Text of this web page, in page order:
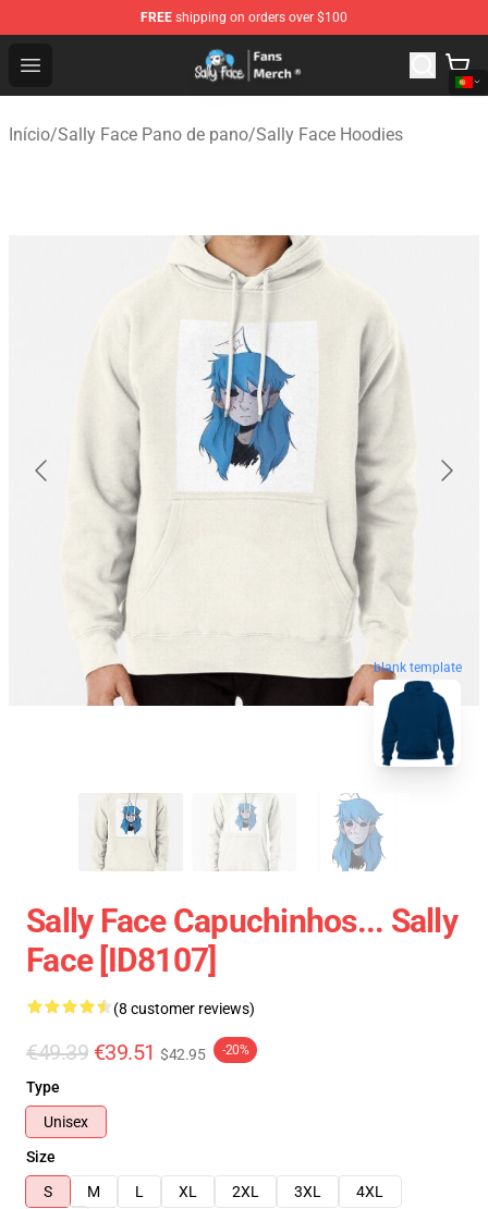
FREE shipping on orders over $100
Open menu
Sally Face Store - Official Sally Face Merchandise Shop
Início/Sally Face Pano de pano/Sally Face Hoodies
blank template
Sally Face Capuchinhos... Sally
Face [ID8107]
(8 customer reviews)
€49.39 €39.51 $42.95 -20%
Type
Unisex
Size
S
M L XL 2XL 3XL
4XL